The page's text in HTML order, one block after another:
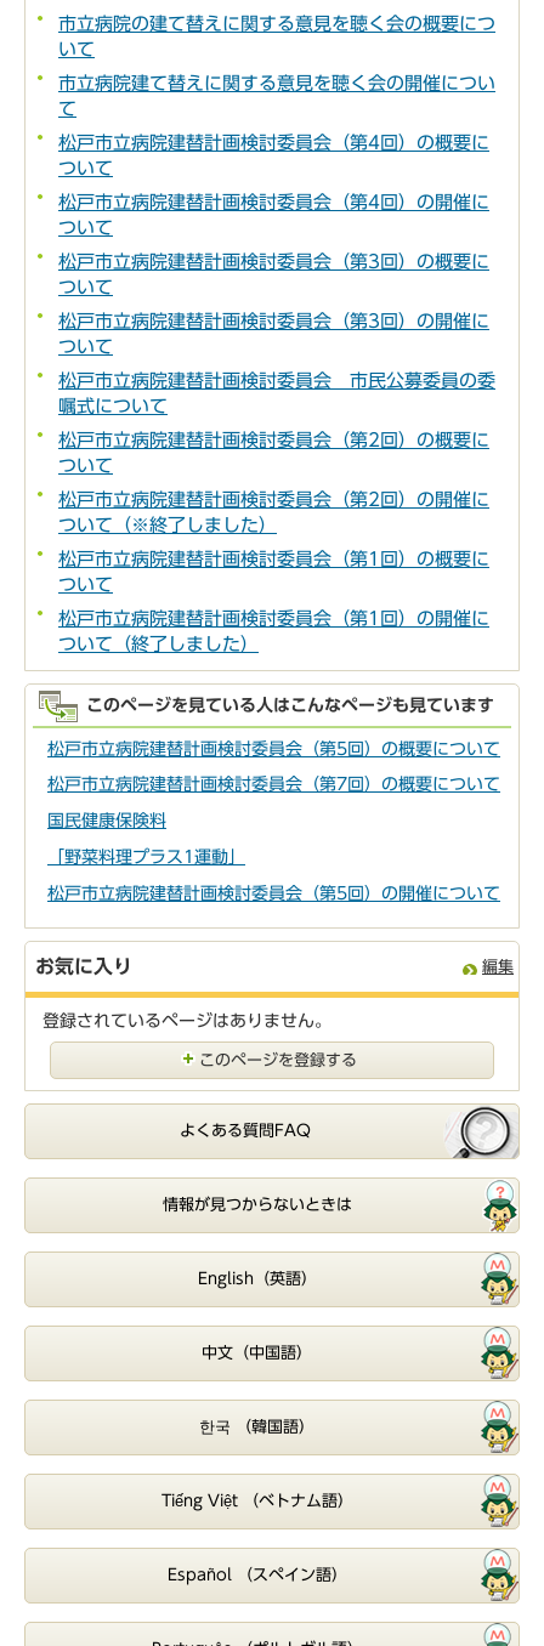
市立病院の建て替えに関する意見を聴く会の概要につ
いて
市立病院建て替えに関する意見を聴く会の開催につい
て
松戸市立病院建替計画検討委員会（第4回）の概要に
ついて
松戸市立病院建替計画検討委員会（第4回）の開催に
ついて
松戸市立病院建替計画検討委員会（第3回）の概要に
ついて
松戸市立病院建替計画検討委員会（第3回）の開催に
ついて
松戸市立病院建替計画検討委員会 市民公募委員の委
嘱式について
松戸市立病院建替計画検討委員会（第2回）の概要に
ついて
松戸市立病院建替計画検討委員会（第2回）の開催に
ついて（※終了しました）
松戸市立病院建替計画検討委員会（第1回）の概要に
ついて
松戸市立病院建替計画検討委員会（第1回）の開催に
ついて（終了しました）
このページを見ている人はこんなページも見ています
松戸市立病院建替計画検討委員会（第5回）の概要について
松戸市立病院建替計画検討委員会（第7回）の概要について
国民健康保険料
「野菜料理プラス1運動」
松戸市立病院建替計画検討委員会（第5回）の開催について
お気に入り 編集
登録されているページはありません。
このページを登録する
よくある質問FAQ
情報が見つからないときは
English（英語）
中文（中国語）
한국 （韓国語）
Tiếng Việt （ベトナム語）
Español （スペイン語）